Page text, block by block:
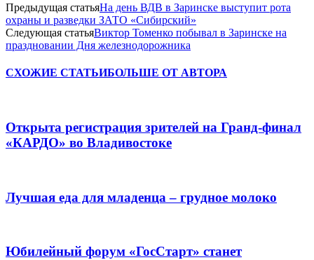
Предыдущая статьяНа день ВДВ в Заринске выступит рота
охраны и разведки ЗАТО «Сибирский»
Следующая статьяВиктор Томенко побывал в Заринске на
праздновании Дня железнодорожника
СХОЖИЕ СТАТЬИБОЛЬШЕ ОТ АВТОРА
Открыта регистрация зрителей на Гранд-финал
«КАРДО» во Владивостоке
Лучшая еда для младенца – грудное молоко
Юбилейный форум «ГосСтарт» станет